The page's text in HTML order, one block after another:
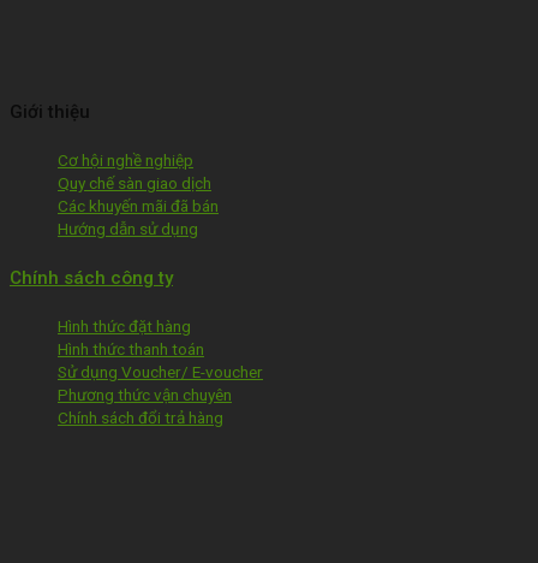
Giới thiệu
Cơ hội nghề nghiệp
Quy chế sàn giao dịch
Các khuyến mãi đã bán
Hướng dẫn sử dụng
Chính sách công ty
Hình thức đặt hàng
Hình thức thanh toán
Sử dụng Voucher/ E-voucher
Phương thức vận chuyên
Chính sách đổi trả hàng